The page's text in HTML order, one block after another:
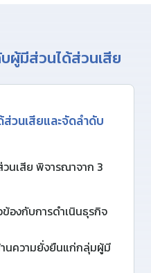
ผู้มีส่วนได้ส่วนเสีย
วนเสียและจัดลําดับ
นเสีย พิจารณาจาก 3
องกับการดําเนินธุรกิจ
นความยั่งยืนแก่กลุ่มผู้มี